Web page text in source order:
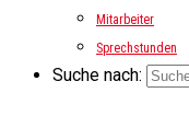
Mitarbeiter
Sprechstunden
Suche nach: